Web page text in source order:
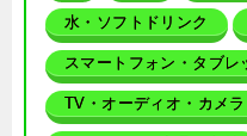
水・ソフトドリンク
スマートフォン・タブレ
TV・オーディオ・カメラ